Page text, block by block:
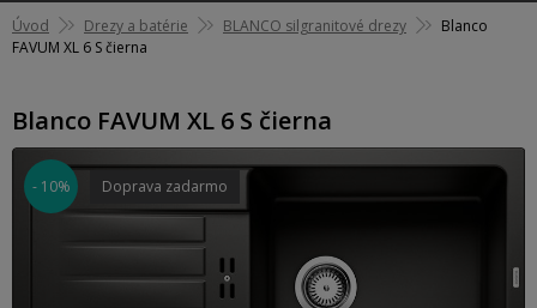
Úvod Drezy a batérie BLANCO silgranitové drezy
Blanco
FAVUM XL 6 S čierna
Blanco FAVUM XL 6 S čierna
- 10% Doprava zadarmo